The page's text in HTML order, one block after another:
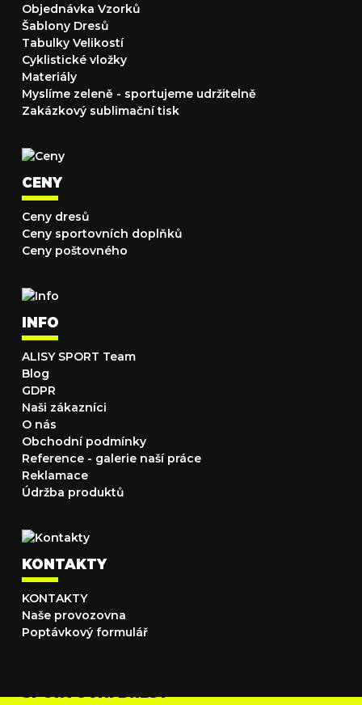
Objednávka Vzorků
Šablony Dresů
Tabulky Velikostí
Cyklistické vložky
Materiály
Myslíme zeleně - sportujeme udržitelně
Zakázkový sublimační tisk
CENY
Ceny dresů
Ceny sportovních doplňků
Ceny poštovného
INFO
ALISY SPORT Team
Blog
GDPR
Naši zákazníci
O nás
Obchodní podmínky
Reference - galerie naší práce
Reklamace
Údržba produktů
KONTAKTY
KONTAKTY
Naše provozovna
Poptávkový formulář